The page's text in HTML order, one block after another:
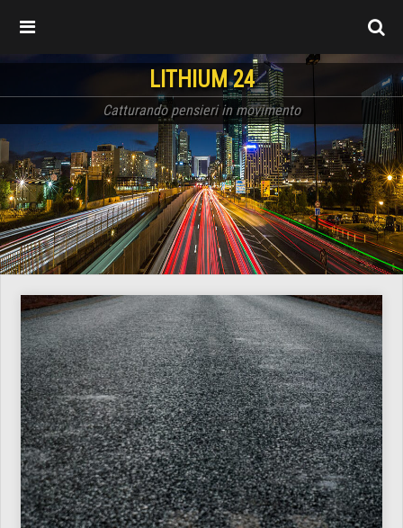
LITHIUM 24
Catturando pensieri in movimento